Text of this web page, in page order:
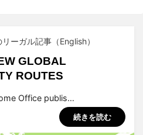
ーガル記事（English）
GLOBAL
ROUTES
Office publis…
続きを読む